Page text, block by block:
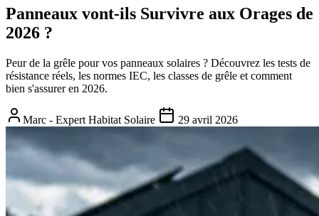
Panneaux vont-ils Survivre aux Orages de
2026 ?
Peur de la grêle pour vos panneaux solaires ? Découvrez les tests de
résistance réels, les normes IEC, les classes de grêle et comment
bien s'assurer en 2026.
Marc - Expert Habitat Solaire 29 avril 2026